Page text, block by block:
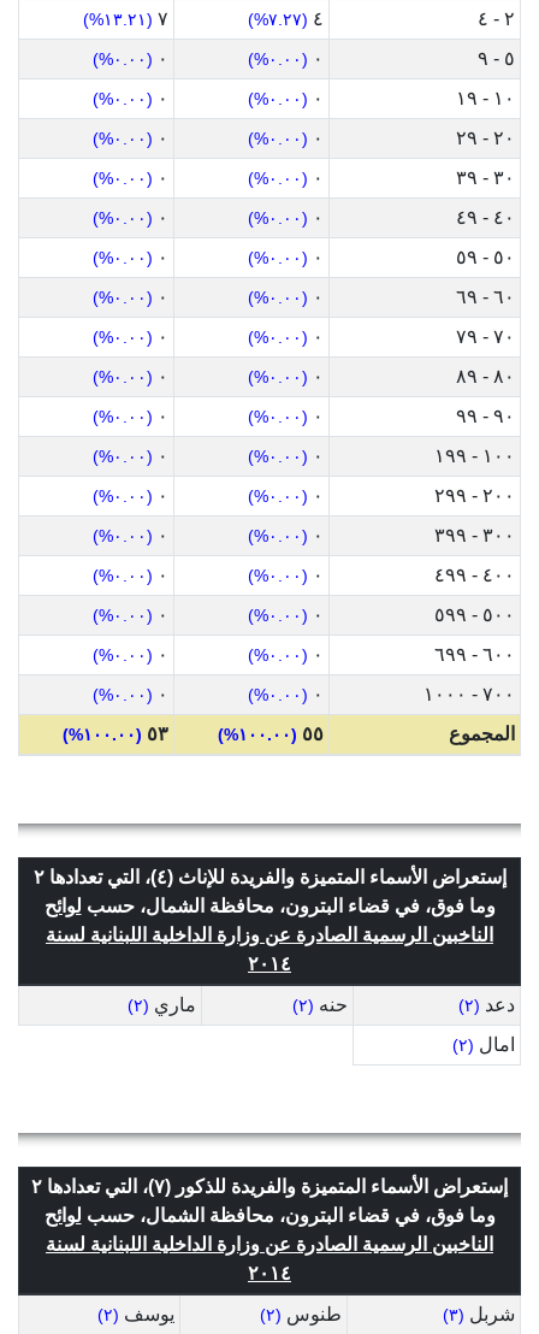
٢ - ٤ ٤ (٧.٢٧%) ٧ (١٣.٢١%)
٥ - ٩ ٠ (٠.٠٠%) ٠ (٠.٠٠%)
١٠ - ١٩ ٠ (٠.٠٠%) ٠ (٠.٠٠%)
٢٠ - ٢٩ ٠ (٠.٠٠%) ٠ (٠.٠٠%)
٣٠ - ٣٩ ٠ (٠.٠٠%) ٠ (٠.٠٠%)
٤٠ - ٤٩ ٠ (٠.٠٠%) ٠ (٠.٠٠%)
٥٠ - ٥٩ ٠ (٠.٠٠%) ٠ (٠.٠٠%)
٦٠ - ٦٩ ٠ (٠.٠٠%) ٠ (٠.٠٠%)
٧٠ - ٧٩ ٠ (٠.٠٠%) ٠ (٠.٠٠%)
٨٠ - ٨٩ ٠ (٠.٠٠%) ٠ (٠.٠٠%)
٩٠ - ٩٩ ٠ (٠.٠٠%) ٠ (٠.٠٠%)
١٠٠ - ١٩٩ ٠ (٠.٠٠%) ٠ (٠.٠٠%)
٢٠٠ - ٢٩٩ ٠ (٠.٠٠%) ٠ (٠.٠٠%)
٣٠٠ - ٣٩٩ ٠ (٠.٠٠%) ٠ (٠.٠٠%)
٤٠٠ - ٤٩٩ ٠ (٠.٠٠%) ٠ (٠.٠٠%)
٥٠٠ - ٥٩٩ ٠ (٠.٠٠%) ٠ (٠.٠٠%)
٦٠٠ - ٦٩٩ ٠ (٠.٠٠%) ٠ (٠.٠٠%)
٧٠٠ - ١٠٠٠ ٠ (٠.٠٠%) ٠ (٠.٠٠%)
المجموع ٥٥ (١٠٠.٠٠%) ٥٣ (١٠٠.٠٠%)
إستعراض الأسماء المتميزة والفريدة للإناث (٤)، التي تعدادها ٢
وما فوق، في قضاء البترون، محافظة الشمال، حسب لوائح
الناخبين الرسمية الصادرة عن وزارة الداخلية اللبنانية لسنة
٢٠١٤
دعد (٢) حنه (٢) ماري (٢)
امال (٢)
إستعراض الأسماء المتميزة والفريدة للذكور (٧)، التي تعدادها ٢
وما فوق، في قضاء البترون، محافظة الشمال، حسب لوائح
الناخبين الرسمية الصادرة عن وزارة الداخلية اللبنانية لسنة
٢٠١٤
شربل (٣) طنوس (٢) يوسف (٢)